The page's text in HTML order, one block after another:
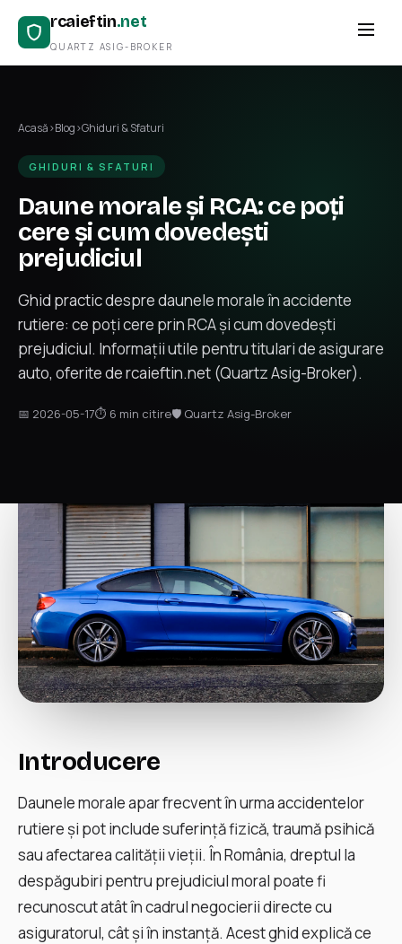
rcaieftin.net
QUARTZ ASIG-BROKER
Acasă›Blog›Ghiduri & Sfaturi
GHIDURI & SFATURI
Daune morale și RCA: ce poți
cere și cum dovedești
prejudiciul
Ghid practic despre daunele morale în accidente
rutiere: ce poți cere prin RCA și cum dovedești
prejudiciul. Informații utile pentru titulari de asigurare
auto, oferite de rcaieftin.net (Quartz Asig-Broker).
📅 2026-05-17⏱ 6 min citire🛡 Quartz Asig-Broker
Introducere
Daunele morale apar frecvent în urma accidentelor
rutiere și pot include suferință fizică, traumă psihică
sau afectarea calității vieții. În România, dreptul la
despăgubiri pentru prejudiciul moral poate fi
recunoscut atât în cadrul negocierii directe cu
asiguratorul, cât și în instanță. Acest ghid explică ce